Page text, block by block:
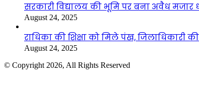
सरकारी विद्यालय की भूमि पर बना अवैध मजार
August 24, 2025
राधिका की शिक्षा को मिले पंख, जिलाधिकारी
August 24, 2025
© Copyright 2026, All Rights Reserved